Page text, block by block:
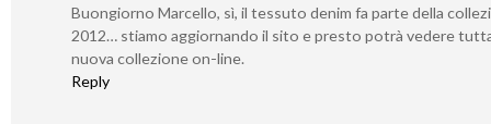
Buongiorno Marcello, sì, il tessuto denim fa parte della
2012… stiamo aggiornando il sito e presto potrà vedere
nuova collezione on-line.
Reply